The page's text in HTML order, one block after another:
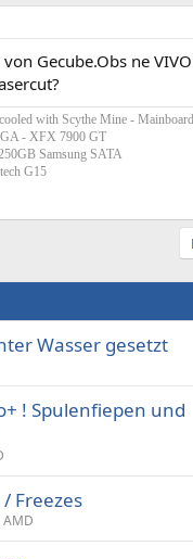
Gecube.Obs ne
with Scythe Mine -
- XFX 7900 GT
Samsung SATA
G15
Wasser gesetzt
! Spulenfiepen und
Freezes